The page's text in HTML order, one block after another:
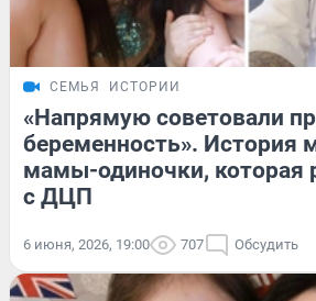
СЕМЬЯ ИСТОРИИ
«Напрямую советовали
беременность». История
мамы-одиночки, которая
с ДЦП
6 июня, 2026, 19:00 707 Обсудить